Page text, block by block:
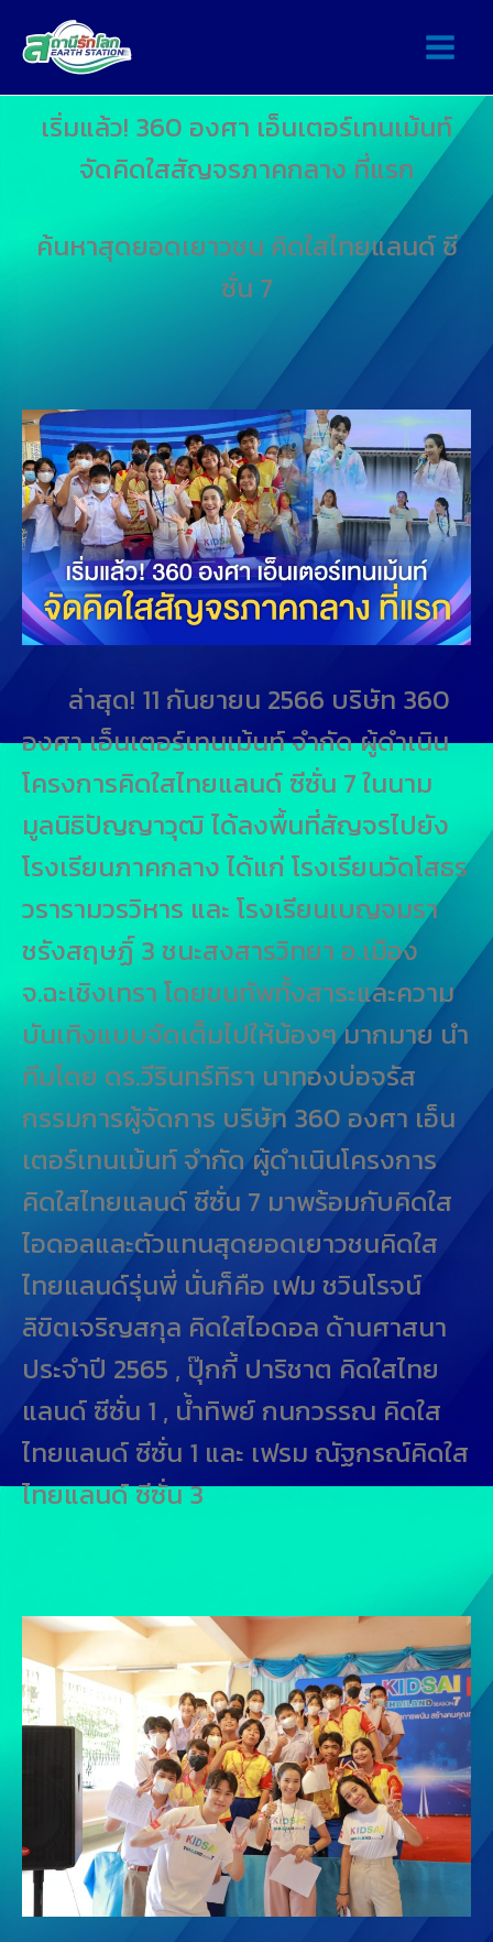
เริ่มแล้ว! 360 องศา เอ็นเตอร์เทนเม้นท์
จัดคิดใสสัญจรภาคกลาง ที่แรก
ค้นหาสุดยอดเยาวชน คิดใสไทยแลนด์ ซี
ซั่น 7
ล่าสุด! 11 กันยายน 2566 บริษัท 360
องศา เอ็นเตอร์เทนเม้นท์ จำกัด ผู้ดำเนิน
โครงการคิดใสไทยแลนด์ ซีซั่น 7 ในนาม
มูลนิธิปัญญาวุฒิ ได้ลงพื้นที่สัญจรไปยัง
โรงเรียนภาคกลาง ได้แก่ โรงเรียนวัดโสธร
วรารามวรวิหาร และ โรงเรียนเบญจมรา
ชรังสฤษฏิ์ 3 ชนะสงสารวิทยา อ.เมือง
จ.ฉะเชิงเทรา โดยขนทัพทั้งสาระและความ
บันเทิงแบบจัดเต็มไปให้น้องๆ มากมาย นำ
ทีมโดย ดร.วีรินทร์ทิรา นาทองบ่อจรัส
กรรมการผู้จัดการ บริษัท 360 องศา เอ็น
เตอร์เทนเม้นท์ จำกัด ผู้ดำเนินโครงการ
คิดใสไทยแลนด์ ซีซั่น 7 มาพร้อมกับคิดใส
ไอดอลและตัวแทนสุดยอดเยาวชนคิดใส
ไทยแลนด์รุ่นพี่ นั่นก็คือ เฟม ชวินโรจน์
ลิขิตเจริญสกุล คิดใสไอดอล ด้านศาสนา
ประจำปี 2565 , ปุ๊กกี้ ปาริชาต คิดใสไทย
แลนด์ ซีซั่น 1 , น้ำทิพย์ กนกวรรณ คิดใส
ไทยแลนด์ ซีซั่น 1 และ เฟรม ณัฐกรณ์คิดใส
ไทยแลนด์ ซีซั่น 3